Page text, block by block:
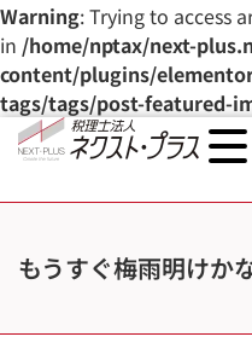
Warning: Trying to access
in /home/nptax/next-
content/plugins/
tags/tags/post-featured-
もうすぐ梅雨明けか